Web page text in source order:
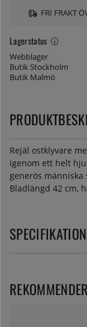
Lagerstatus
Webblager
Butik Stockholm
Butik Malmö
FRI FRAKT
Rejäl ostklyvare
igenom ett helt
generös
Bladlängd 42 cm,